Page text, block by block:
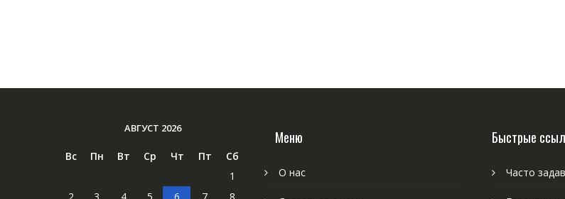
АВГУСТ 2026
Вс Пн Вт Ср Чт Пт
Сб
1
Меню
О нас
Быстрые
Часто